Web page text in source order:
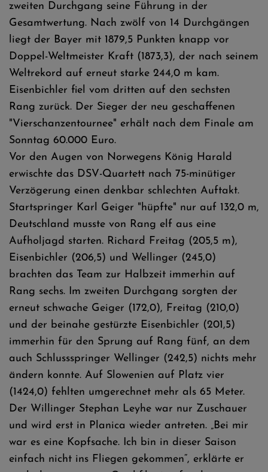
zweiten Durchgang seine Führung in der
Gesamtwertung. Nach zwölf von 14 Durchgängen
liegt der Bayer mit 1879,5 Punkten knapp vor
Doppel-Weltmeister Kraft (1873,3), der nach seinem
Weltrekord auf erneut starke 244,0 m kam.
Eisenbichler fiel vom dritten auf den sechsten
Rang zurück. Der Sieger der neu geschaffenen
"Vierschanzentournee" erhält nach dem Finale am
Sonntag 60.000 Euro.
Vor den Augen von Norwegens König Harald
erwischte das DSV-Quartett nach 75-minütiger
Verzögerung einen denkbar schlechten Auftakt.
Startspringer Karl Geiger "hüpfte" nur auf 132,0 m,
Deutschland musste von Rang elf aus eine
Aufholjagd starten. Richard Freitag (205,5 m),
Eisenbichler (206,5) und Wellinger (245,0)
brachten das Team zur Halbzeit immerhin auf
Rang sechs. Im zweiten Durchgang sorgten der
erneut schwache Geiger (172,0), Freitag (210,0)
und der beinahe gestürzte Eisenbichler (201,5)
immerhin für den Sprung auf Rang fünf, an dem
auch Schlussspringer Wellinger (242,5) nichts mehr
ändern konnte. Auf Slowenien auf Platz vier
(1424,0) fehlten umgerechnet mehr als 65 Meter.
Der Willinger Stephan Leyhe war nur Zuschauer
und wird erst in Planica wieder antreten. „Bei mir
war es eine Kopfsache. Ich bin in dieser Saison
einfach nicht ins Fliegen gekommen“, erklärte er